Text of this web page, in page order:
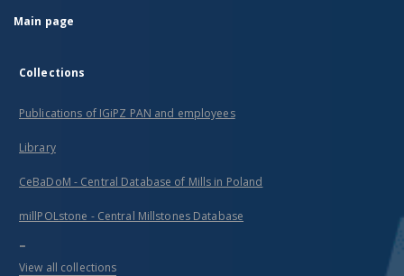
Main page
Collections
Publications of IGiPZ PAN and employees
Library
CeBaDoM - Central Database of Mills in Poland
millPOLstone - Central Millstones Database
...
View all collections